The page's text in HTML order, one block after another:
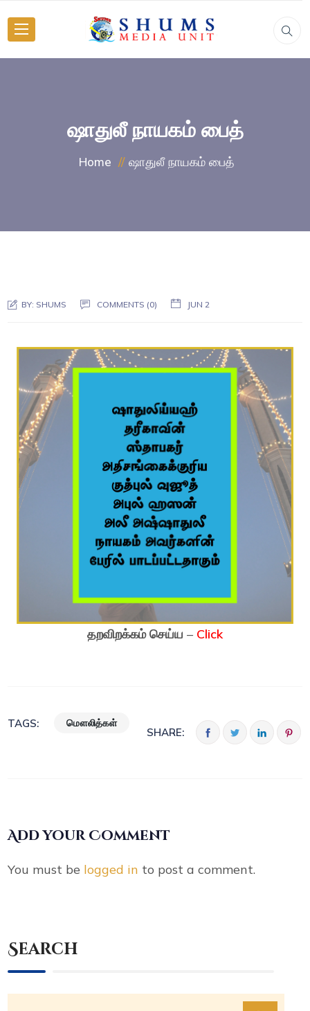
ஷாதுலீ நாயகம் பைத்
Home ஷாதுலீ நாயகம் பைத்
BY: SHUMS COMMENTS (0) JUN 2
தறவிறக்கம் செய்ய – Click
TAGS: மௌலித்கள்
SHARE:
Add your Comment
You must be logged in to post a comment.
Search